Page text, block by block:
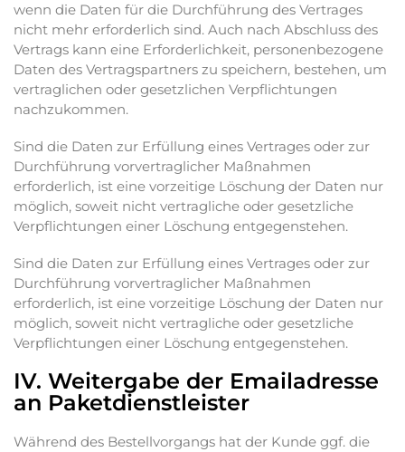
wenn die Daten für die Durchführung des Vertrages
nicht mehr erforderlich sind. Auch nach Abschluss des
Vertrags kann eine Erforderlichkeit, personenbezogene
Daten des Vertragspartners zu speichern, bestehen, um
vertraglichen oder gesetzlichen Verpflichtungen
nachzukommen.
Sind die Daten zur Erfüllung eines Vertrages oder zur
Durchführung vorvertraglicher Maßnahmen
erforderlich, ist eine vorzeitige Löschung der Daten nur
möglich, soweit nicht vertragliche oder gesetzliche
Verpflichtungen einer Löschung entgegenstehen.
Sind die Daten zur Erfüllung eines Vertrages oder zur
Durchführung vorvertraglicher Maßnahmen
erforderlich, ist eine vorzeitige Löschung der Daten nur
möglich, soweit nicht vertragliche oder gesetzliche
Verpflichtungen einer Löschung entgegenstehen.
IV. Weitergabe der Emailadresse
an Paketdienstleister
Während des Bestellvorgangs hat der Kunde ggf. die